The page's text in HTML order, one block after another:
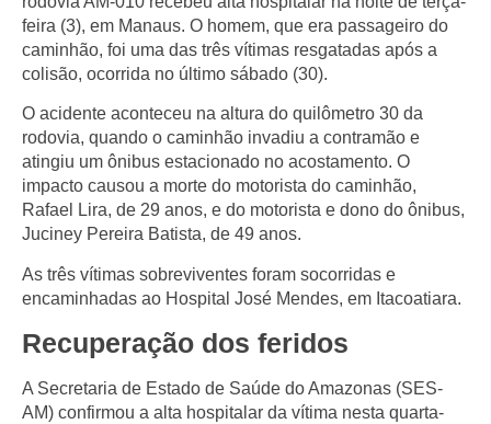
feira (3), em Manaus. O homem, que era passageiro do
caminhão, foi uma das três vítimas resgatadas após a
colisão, ocorrida no último sábado (30).
O acidente aconteceu na altura do quilômetro 30 da
rodovia, quando o caminhão invadiu a contramão e
atingiu um ônibus estacionado no acostamento. O
impacto causou a morte do motorista do caminhão,
Rafael Lira, de 29 anos, e do motorista e dono do ônibus,
Juciney Pereira Batista, de 49 anos.
As três vítimas sobreviventes foram socorridas e
encaminhadas ao Hospital José Mendes, em Itacoatiara.
Recuperação dos feridos
A Secretaria de Estado de Saúde do Amazonas (SES-
AM) confirmou a alta hospitalar da vítima nesta quarta-